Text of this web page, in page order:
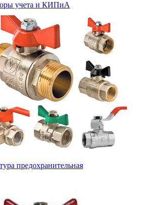
учета и КИПиА
предохранительная